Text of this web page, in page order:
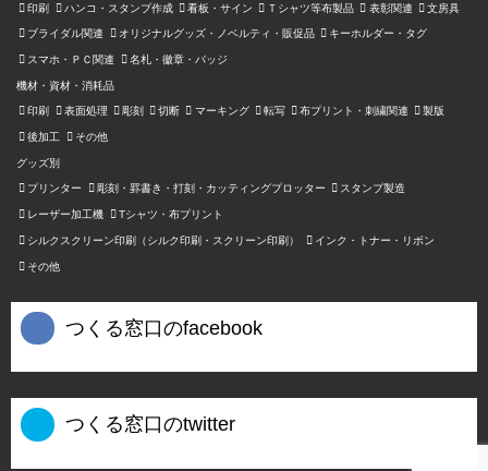
印刷 ハンコ・スタンプ作成 看板・サイン Ｔシャツ等布製品 表彰関連 文房具
ブライダル関連 オリジナルグッズ・ノベルティ・販促品 キーホルダー・タグ
スマホ・ＰＣ関連 名札・徽章・バッジ
機材・資材・消耗品
印刷 表面処理 彫刻 切断 マーキング 転写 布プリント・刺繍関連 製版
後加工 その他
グッズ別
プリンター 彫刻・罫書き・打刻・カッティングプロッター スタンプ製造
レーザー加工機 Tシャツ・布プリント
シルクスクリーン印刷（シルク印刷・スクリーン印刷） インク・トナー・リボン
その他
つくる窓口のfacebook
つくる窓口のtwitter